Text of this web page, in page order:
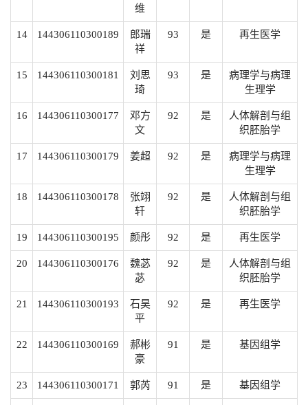
维
14 144306110300189
郎瑞
祥
93 是 再生医学
15 144306110300181
刘思
琦
93 是
病理学与病理
生理学
16 144306110300177
邓方
文
92 是
人体解剖与组
织胚胎学
17 144306110300179 姜超 92 是
病理学与病理
生理学
18 144306110300178
张翊
轩
92 是
人体解剖与组
织胚胎学
19 144306110300195 颜彤 92 是 再生医学
20 144306110300176
魏苾
苾
92 是
人体解剖与组
织胚胎学
21 144306110300193
石昊
平
92 是 再生医学
22 144306110300169
郝彬
豪
91 是 基因组学
23 144306110300171 郭芮 91 是 基因组学